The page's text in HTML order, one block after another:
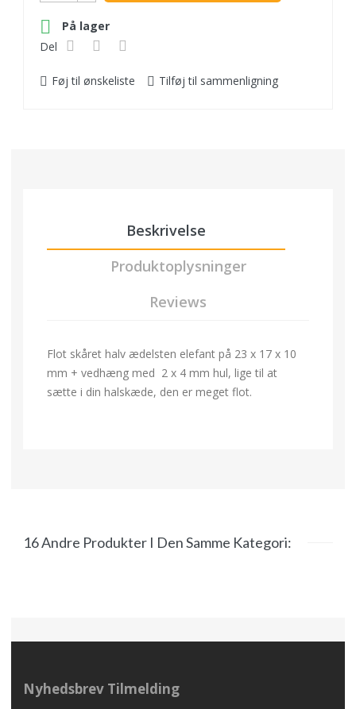

På lager
Del
Føj til ønskeliste Tilføj til sammenligning
Beskrivelse
Produktoplysninger
Reviews
Flot skåret halv ædelsten elefant på 23 x 17 x 10
mm + vedhæng med 2 x 4 mm hul, lige til at
sætte i din halskæde, den er meget flot.
16 Andre Produkter I Den Samme Kategori:
Nyhedsbrev Tilmelding